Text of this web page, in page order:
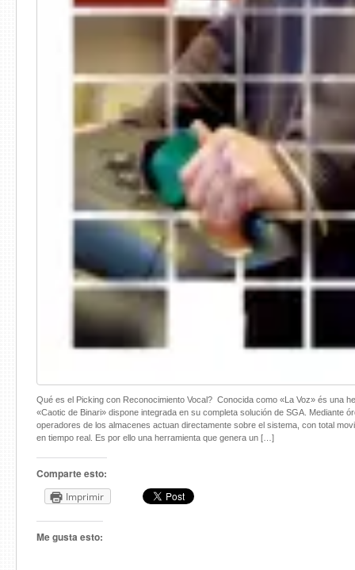
Qué es el Picking con Reconocimiento Vocal? Conocida como «La Voz» és una
«Caotic de Binari» dispone integrada en su completa solución de SGA. Mediante
operadores de los almacenes actuan directamente sobre el sistema, con total
en tiempo real. Es por ello una herramienta que genera un […]
Comparte esto:
Imprimir
Me gusta esto: